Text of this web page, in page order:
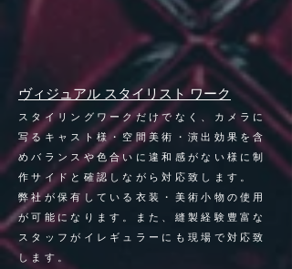
ヴィジュアル スタイリスト ワーク
スタイリングワークだけでなく、カメラに
写るキャスト様・空間美術・演出効果を含
めバランスや色合いに違和感がない様に制
作サイドと確認しながら対応致します。
弊社が保有している衣装・美術小物の使用
が可能になります。また、縫製経験豊富な
スタッフがイレギュラーにも現場で対応致
します。